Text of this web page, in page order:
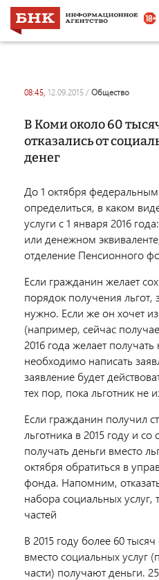
08:45, 12.09.2015 / общество
В Коми около 60
отказались от
денег
До 1 октября
определиться, в каком
услуги с 1 января 2016
или денежном
отделение Пенсионного
Если гражданин желает
порядок получения льгот,
нужно. Если же он хочет
(например, сейчас
2016 года желает
необходимо написать
заявление будет
тех пор, пока льготник не
Если гражданин получил
льготника в 2015 году и
получать деньги вместо
октября обратиться в
фонда. Напомним,
набора социальных услуг,
частей
В 2015 году более 60
вместо социальных услуг
части) получают деньги.